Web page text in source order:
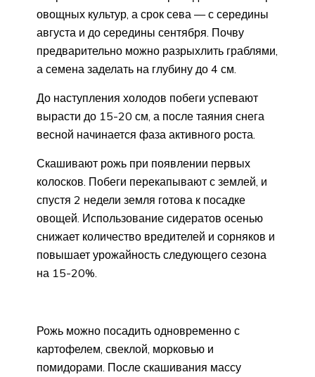
овощных культур, а срок сева — с середины
августа и до середины сентября. Почву
предварительно можно разрыхлить граблями,
а семена заделать на глубину до 4 см.
До наступления холодов побеги успевают
вырасти до 15-20 см, а после таяния снега
весной начинается фаза активного роста.
Скашивают рожь при появлении первых
колосков. Побеги перекапывают с землей, и
спустя 2 недели земля готова к посадке
овощей. Использование сидератов осенью
снижает количество вредителей и сорняков и
повышает урожайность следующего сезона
на 15-20%.
Рожь можно посадить одновременно с
картофелем, свеклой, морковью и
помидорами. После скашивания массу